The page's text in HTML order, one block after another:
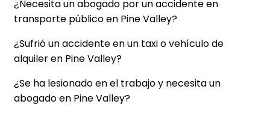
¿Necesita un abogado por un accidente en
transporte público en Pine Valley?
¿Sufrió un accidente en un taxi o vehículo de
alquiler en Pine Valley?
¿Se ha lesionado en el trabajo y necesita un
abogado en Pine Valley?